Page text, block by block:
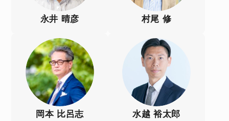
永井 晴彦 村尾 修
岡本 比呂志 水越 裕太郎